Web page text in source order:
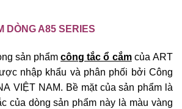
DÒNG A85 SERIES
sản phẩmcông tắc ổ cắmcủa ART
nhập khẩu và phân phối bởi Công
VIỆT NAM. Bề mặt của sản phẩm là
của dòng sản phẩm này là màu vàng